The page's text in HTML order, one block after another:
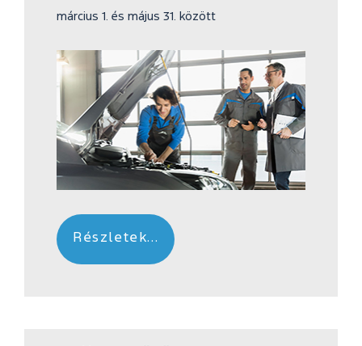
március 1. és május 31. között
Részletek...